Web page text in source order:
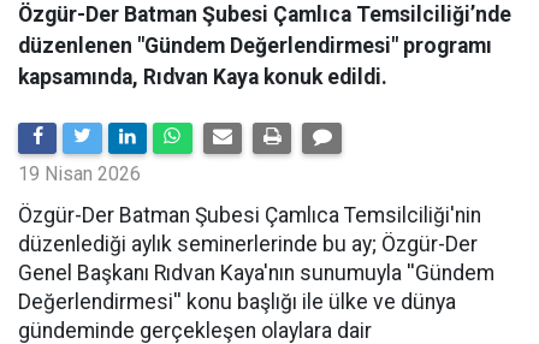
Özgür-Der Batman Şubesi Çamlıca Temsilciliği’nde
düzenlenen "Gündem Değerlendirmesi" programı
kapsamında, Rıdvan Kaya konuk edildi.
19 Nisan 2026
​Özgür-Der Batman Şubesi Çamlıca Temsilciliği'nin
düzenlediği aylık seminerlerinde bu ay; Özgür-Der
Genel Başkanı Rıdvan Kaya'nın sunumuyla ''Gündem
Değerlendirmesi'' konu başlığı ile ülke ve dünya
gündeminde gerçekleşen olaylara dair